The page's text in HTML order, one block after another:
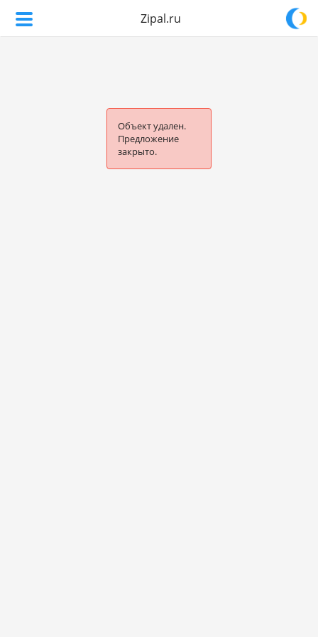
Zipal.ru
Объект удален.
Предложение
закрыто.